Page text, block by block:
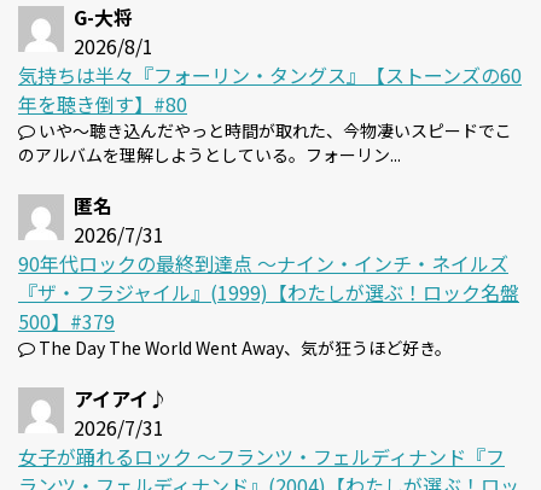
G-大将
2026/8/1
気持ちは半々『フォーリン・タングス』【ストーンズの60
年を聴き倒す】#80
いや～聴き込んだやっと時間が取れた、今物凄いスピードでこ
のアルバムを理解しようとしている。フォーリン...
匿名
2026/7/31
90年代ロックの最終到達点 〜ナイン・インチ・ネイルズ
『ザ・フラジャイル』(1999)【わたしが選ぶ！ロック名盤
500】#379
The Day The World Went Away、気が狂うほど好き。
アイアイ♪
2026/7/31
女子が踊れるロック 〜フランツ・フェルディナンド『フ